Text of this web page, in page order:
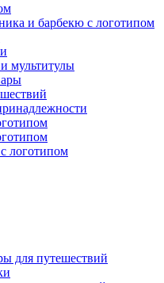
и барбекю с логотипом
мультитулы
логотипом
для путешествий